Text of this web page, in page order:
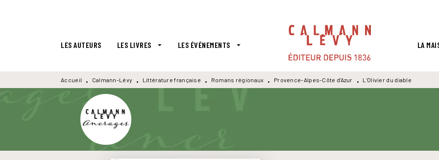
LES AUTEURS LES LIVRES arrow_drop_down LES ÉVÉNEMENTS arrow_drop_down LA
Accueil • Calmann-Lévy • Littérature française • Romans régionaux • Provence-Alpes-Côte d'Azur • L'Olivier du diable